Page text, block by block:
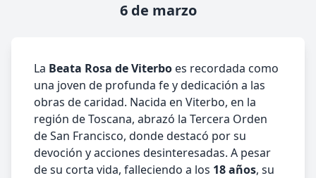
6 de marzo
La Beata Rosa de Viterbo es recordada como
una joven de profunda fe y dedicación a las
obras de caridad. Nacida en Viterbo, en la
región de Toscana, abrazó la Tercera Orden
de San Francisco, donde destacó por su
devoción y acciones desinteresadas. A pesar
de su corta vida, falleciendo a los 18 años, su